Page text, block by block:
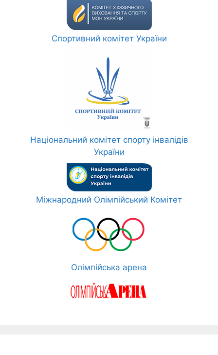
Спортивний комітет України
Національний комітет спорту інвалідів
України
Міжнародний Олімпійський Комітет
Олімпійська арена